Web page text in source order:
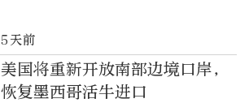
5天前
美国将重新开放南部边境口岸，
恢复墨西哥活牛进口